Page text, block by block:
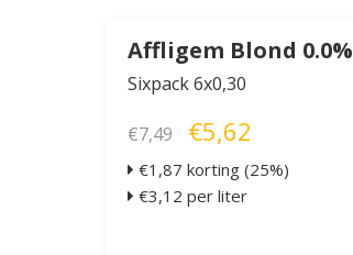
Affligem Blond 0.0%
Sixpack 6x0,30
€7,49 €5,62
€1,87 korting (25%)
€3,12 per liter